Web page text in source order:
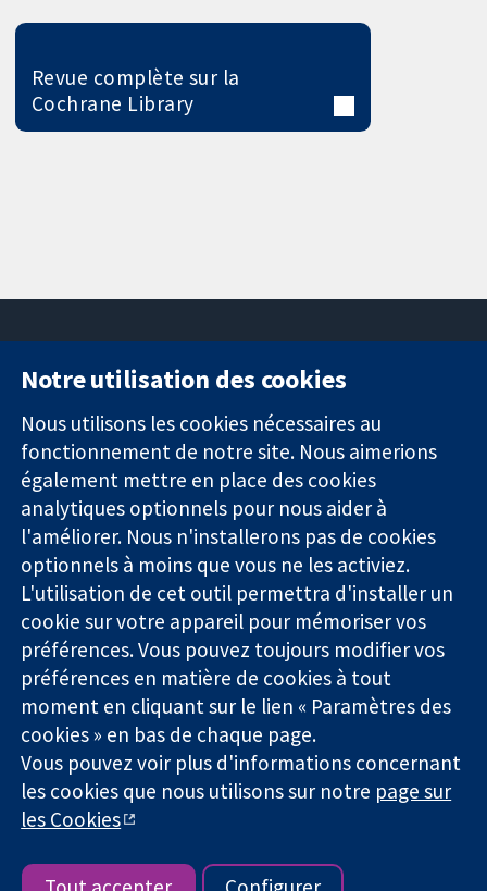
Revue complète sur la
Cochrane Library
Des données
probantes.
Des décisions
éclairées.
Une meilleure
santé.
11-13 Cavendish
Square
Londres
W1G0AN
Royaume-Uni
nous
Actualités
Service de
presse
Qui sommes-
nous
Offres
d'emploi
Library
La Collaboration Cochrane est une association caritative (n°
1045921) et une société à responsabilité limitée par garantie (n°
03044323) enregistrée en Angleterre et au Pays de Galles. Numéro
de TVA : GB 718 2127 49.
Copyright © 2026 The Cochrane Collaboration
Conditions Générales|Mentions légales|Politique de
confidentialité|Politique d'usage des cookies
Notre utilisation des cookies
Nous utilisons les cookies nécessaires au
fonctionnement de notre site. Nous aimerions
également mettre en place des cookies
analytiques optionnels pour nous aider à
l'améliorer. Nous n'installerons pas de cookies
optionnels à moins que vous ne les activiez.
L'utilisation de cet outil permettra d'installer un
cookie sur votre appareil pour mémoriser vos
préférences. Vous pouvez toujours modifier vos
préférences en matière de cookies à tout
moment en cliquant sur le lien « Paramètres des
cookies » en bas de chaque page.
Vous pouvez voir plus d'informations concernant
les cookies que nous utilisons sur notre page sur
les Cookies